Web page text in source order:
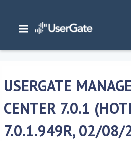
Главная/ Описание версий/UserGate SUMMA
Изменения в UserGate Management Center 7
USERGATE
CENTER 7.0.1
7.0.1.949R, 02/08/